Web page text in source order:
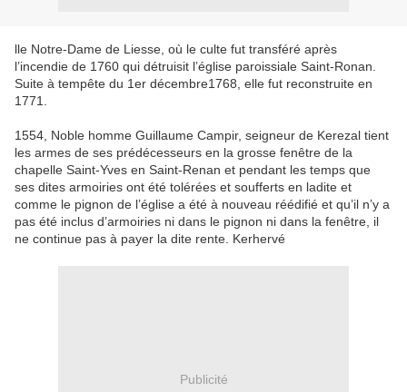
lle Notre-Dame de Liesse, où le culte fut transféré après
l’incendie de 1760 qui détruisit l’église paroissiale Saint-Ronan.
Suite à tempête du 1er décembre1768, elle fut reconstruite en
1771.
1554, Noble homme Guillaume Campir, seigneur de Kerezal tient
les armes de ses prédécesseurs en la grosse fenêtre de la
chapelle Saint-Yves en Saint-Renan et pendant les temps que
ses dites armoiries ont été tolérées et soufferts en ladite et
comme le pignon de l’église a été à nouveau réédifié et qu’il n’y a
pas été inclus d’armoiries ni dans le pignon ni dans la fenêtre, il
ne continue pas à payer la dite rente. Kerhervé
Publicité